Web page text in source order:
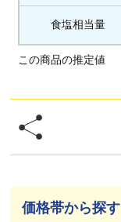
食塩相当量
この商品の推定値
価格帯から探す